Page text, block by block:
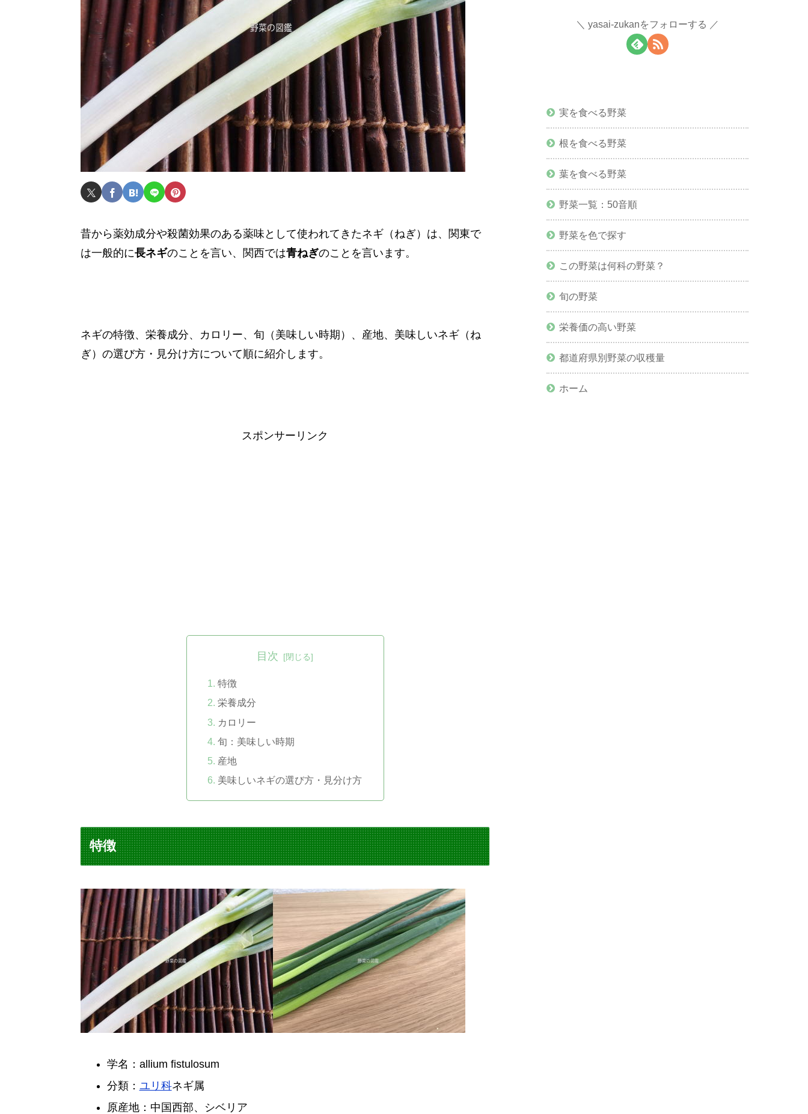
昔から薬効成分や殺菌効果のある薬味として使われてきたネギ（ねぎ）は、関東で
は一般的に長ネギのことを言い、関西では青ねぎのことを言います。
ネギの特徴、栄養成分、カロリー、旬（美味しい時期）、産地、美味しいネギ（ね
ぎ）の選び方・見分け方について順に紹介します。
スポンサーリンク
目次
特徴
栄養成分
カロリー
旬：美味しい時期
産地
美味しいネギの選び方・見分け方
特徴
学名：allium fistulosum
分類： ユリ科ネギ属
原産地：中国西部、シベリア
yasai-zukanをフォローする
実を食べる野菜
根を食べる野菜
葉を食べる野菜
野菜一覧：50音順
野菜を色で探す
この野菜は何科の野菜？
旬の野菜
栄養価の高い野菜
都道府県別野菜の収穫量
ホーム